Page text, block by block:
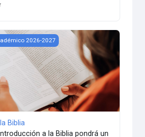
Biblia 2026-2027
Biblia
a la Biblia pondrá un